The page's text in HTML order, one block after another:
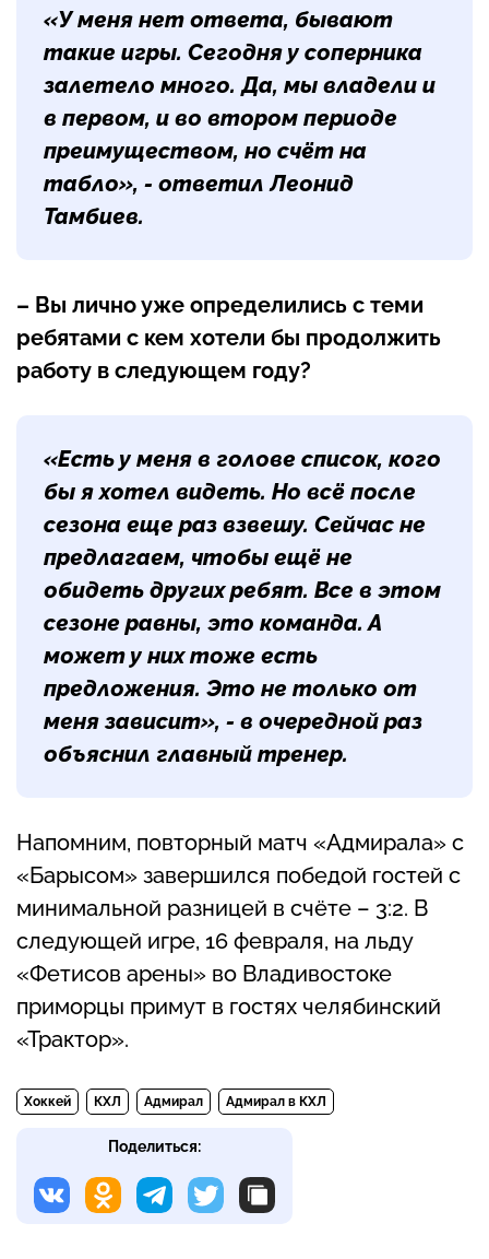
«У меня нет ответа, бывают
такие игры. Сегодня у соперника
залетело много. Да, мы владели и
в первом, и во втором периоде
преимуществом, но счёт на
табло», - ответил Леонид
Тамбиев.
– Вы лично уже определились с теми
ребятами с кем хотели бы продолжить
работу в следующем году?
«Есть у меня в голове список, кого
бы я хотел видеть. Но всё после
сезона еще раз взвешу. Сейчас не
предлагаем, чтобы ещё не
обидеть других ребят. Все в этом
сезоне равны, это команда. А
может у них тоже есть
предложения. Это не только от
меня зависит», - в очередной раз
объяснил главный тренер.
Напомним, повторный матч «Адмирала» с
«Барысом» завершился победой гостей с
минимальной разницей в счёте – 3:2. В
следующей игре, 16 февраля, на льду
«Фетисов арены» во Владивостоке
приморцы примут в гостях челябинский
«Трактор».
Хоккей КХЛ Адмирал Адмирал в КХЛ
Поделиться: